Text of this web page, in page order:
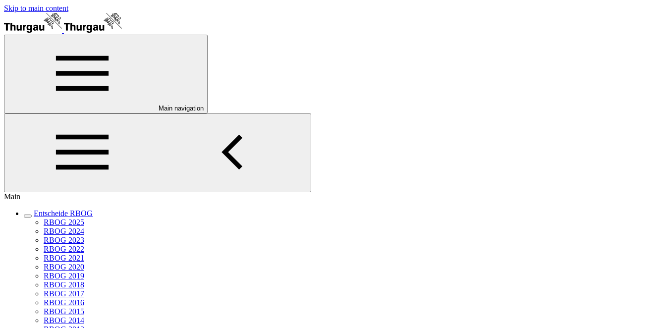
Skip to main content
Main navigation
Main
Entscheide RBOG
RBOG 2025
RBOG 2024
RBOG 2023
RBOG 2022
RBOG 2021
RBOG 2020
RBOG 2019
RBOG 2018
RBOG 2017
RBOG 2016
RBOG 2015
RBOG 2014